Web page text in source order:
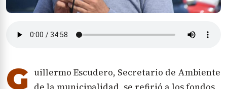
G uillermo Escudero, Secretario de Ambiente